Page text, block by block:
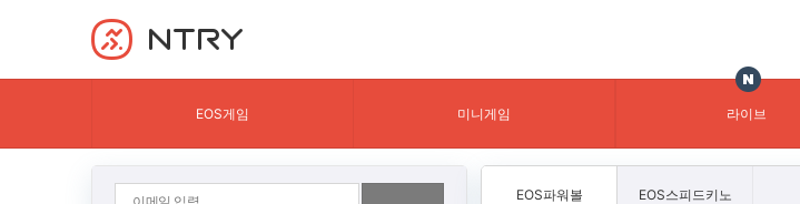
NTRY
EOS게임 미니게임 라이브
EOS파워볼 EOS스피드키노